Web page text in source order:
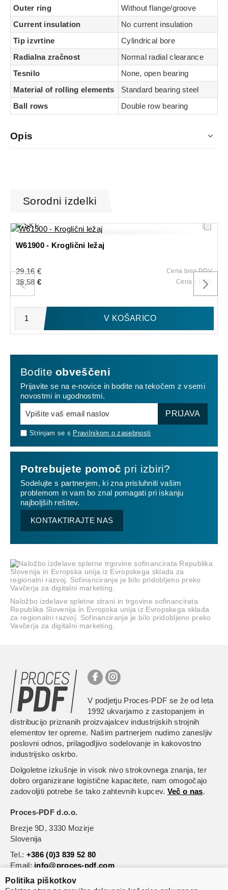
Politika piškotkov
Outer ring
Without flange/groove
Current insulation
No current insulation
Tip izvrtine
Cylindrical bore
Radialna zračnost
Normal radial clearance
Tesnilo
None, open bearing
Material of rolling elements
Standard bearing steel
Ball rows
Double row bearing
Opis
Sorodni izdelki
W61900 - Kroglični ležaj
Cena brez DDV
29,16 €
Cena z DDV
35,58 €
V KOŠARICO
Boditeobveščeni
Prijavite se na e-novice in bodite na tekočem z vsemi
novostmi in ugodnostmi.
Strinjam se s Pravilnikom o zasebnosti
PRIJAVA
Potrebujete pomoč pri izbiri?
Sodelujte s partnerjem, ki zna prisluhniti vašim
problemom in vam bo znal pomagati pri iskanju
najboljših rešitev.
KONTAKTIRAJTE NAS
Naložbo izdelave spletne strani in trgovine sofinancirata
Republika Slovenija in Evropska unija iz Evropskega sklada
za regionalni razvoj. Sofinanciranje je bilo pridobljeno preko
Vavčerja za digitalni marketing.
V podjetju Proces-PDF se že od leta
1992 ukvarjamo z zastopanjem in
distribucijo priznanih proizvajalcev industrijskih strojnih
elementov ter opreme. Našim partnerjem nudimo zanesljiv
poslovni odnos, prilagodljivo sodelovanje in kakovostno
industrijsko oskrbo.
Dolgoletne izkušnje in visok nivo strokovnega znanja, ter
dobro organizirane logistične kapacitete, nam omogočajo
zadovoljiti potrebe še tako zahtevnih kupcev. Več o nas.
Proces-PDF d.o.o.
Brezje 9D, 3330 Mozirje
Slovenija
Tel.: +386 (0)3 839 52 80
Email: info@proces-pdf.com
Informacije